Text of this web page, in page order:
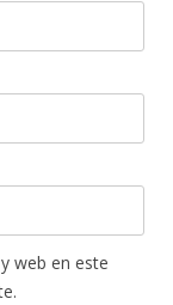
web en este